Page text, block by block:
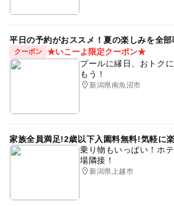
平日の予約がおススメ！夏の楽しみを全
クーポン ★いこーよ限定クーポン★
プールに縁日、おトク
もう！
新潟県南魚沼市
家族全員満足!2歳以下入園料無料!気軽に
乗り物もいっぱい！ホ
場隣接！
新潟県上越市